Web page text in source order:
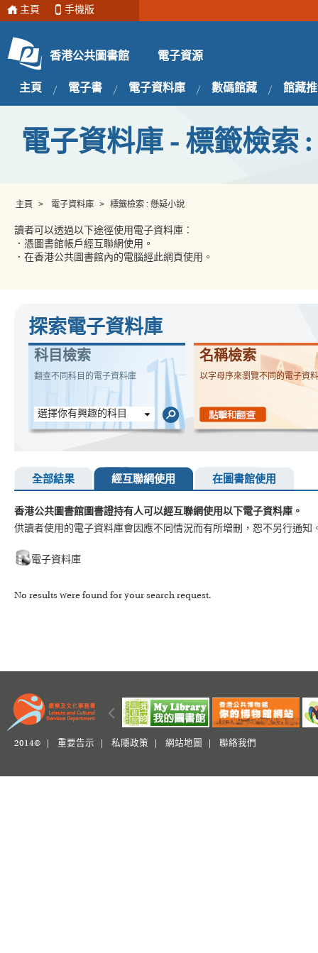
主頁 手機版
香港公共圖書館 電子資源
主頁 電子書 電子資料庫 數碼館藏 館藏
電子資料庫 - 標籤檢索
主頁 > 電子資料庫 > 標籤檢索 : 懸疑小說
讀者可以透過以下途徑使用電子資料庫︰
．憑圖書館帳戶經互聯網使用。
．在香港公共圖書館內的電腦經此網頁使用。
探索電子資料庫
科目檢索
翻查不同科目的電子資料庫
選擇你有興趣的科目
名稱檢索
以字母序來瀏覽不同的電子資
全部結果 經互聯網使用 在圖書館使用
香港公共圖書館圖書證持有人可以經互聯網使用以下電子資料庫。
供讀者使用的電子資料庫會因應不同情況而有所增刪，恕不另行通知
電子資料庫
No results were found for your search request.
2014© | 重要告示 私隱政策 網站地圖 聯絡我們